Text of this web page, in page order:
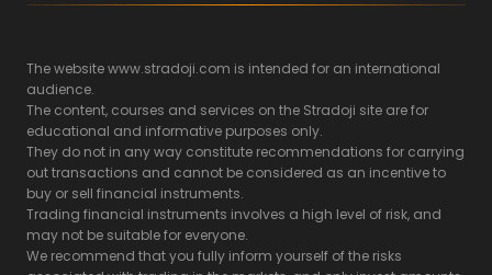
The website www.stradoji.com is intended for an international
audience.
The content, courses and services on the Stradoji site are for
educational and informative purposes only.
They do not in any way constitute recommendations for carrying
out transactions and cannot be considered as an incentive to
buy or sell financial instruments.
Trading financial instruments involves a high level of risk, and
may not be suitable for everyone.
We recommend that you fully inform yourself of the risks